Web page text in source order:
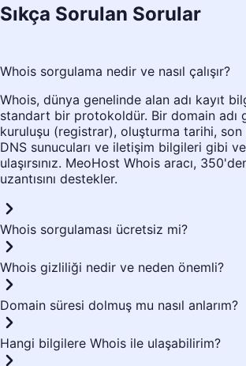
Sıkça Sorulan Sorular
Whois sorgulama nedir ve nasıl çalışır?
Whois, dünya genelinde alan adı kayıt
standart bir protokoldür. Bir domain adı
kuruluşu (registrar), oluşturma tarihi, son
DNS sunucuları ve iletişim bilgileri gibi
ulaşırsınız. MeoHost Whois aracı,
uzantısını destekler.
Whois sorgulaması ücretsiz mi?
Whois gizliliği nedir ve neden önemli?
Domain süresi dolmuş mu nasıl anlarım?
Hangi bilgilere Whois ile ulaşabilirim?